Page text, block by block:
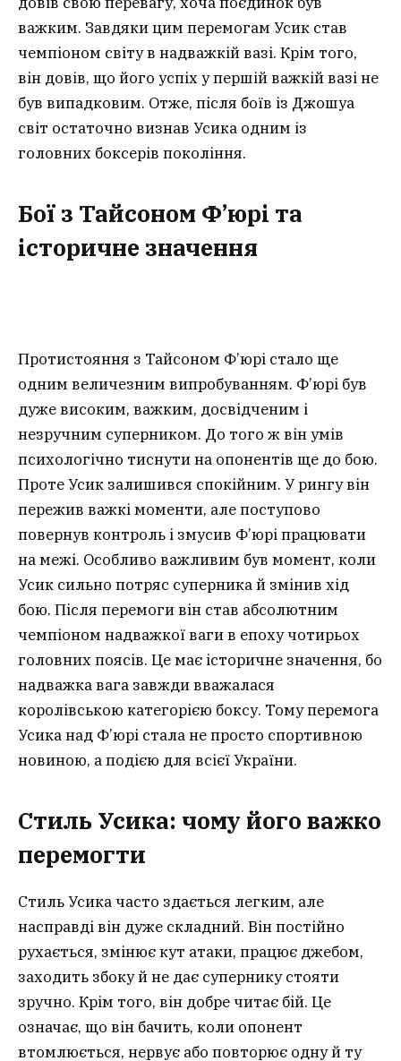
важким. Завдяки цим перемогам Усик став
чемпіоном світу в надважкій вазі. Крім того,
він довів, що його успіх у першій важкій вазі не
був випадковим. Отже, після боїв із Джошуа
світ остаточно визнав Усика одним із
головних боксерів покоління.
Бої з Тайсоном Ф’юрі та
історичне значення
Протистояння з Тайсоном Ф’юрі стало ще
одним величезним випробуванням. Ф’юрі був
дуже високим, важким, досвідченим і
незручним суперником. До того ж він умів
психологічно тиснути на опонентів ще до бою.
Проте Усик залишився спокійним. У рингу він
пережив важкі моменти, але поступово
повернув контроль і змусив Ф’юрі працювати
на межі. Особливо важливим був момент, коли
Усик сильно потряс суперника й змінив хід
бою. Після перемоги він став абсолютним
чемпіоном надважкої ваги в епоху чотирьох
головних поясів. Це має історичне значення, бо
надважка вага завжди вважалася
королівською категорією боксу. Тому перемога
Усика над Ф’юрі стала не просто спортивною
новиною, а подією для всієї України.
Стиль Усика: чому його важко
перемогти
Стиль Усика часто здається легким, але
насправді він дуже складний. Він постійно
рухається, змінює кут атаки, працює джебом,
заходить збоку й не дає супернику стояти
зручно. Крім того, він добре читає бій. Це
означає, що він бачить, коли опонент
втомлюється, нервує або повторює одну й ту